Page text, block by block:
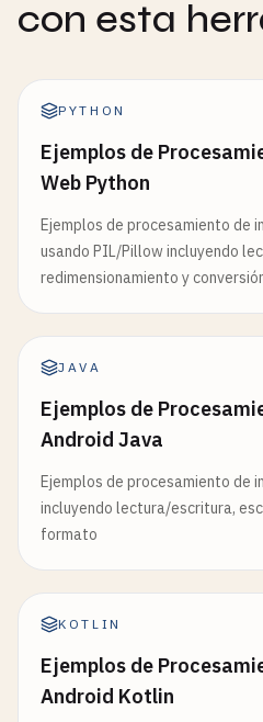
con esta
PYTHON
Ejemplos de
Web Python
Ejemplos de procesamiento de
usando PIL/Pillow incluyendo
redimensionamiento y
JAVA
Ejemplos de
Android Java
Ejemplos de procesamiento de
incluyendo lectura/escritura,
formato
KOTLIN
Ejemplos de
Android Kotlin